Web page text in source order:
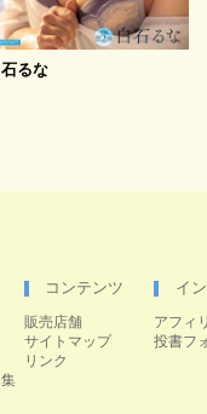
るな
コンテンツ
販売店舗
サイトマップ
リンク
イ
アフィ
投書フ